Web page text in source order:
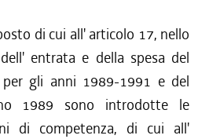
di cui all' articolo 17, nello
entrata e della spesa del
per gli anni 1989-1991 e del
1989 sono introdotte le
di competenza, di cui all'